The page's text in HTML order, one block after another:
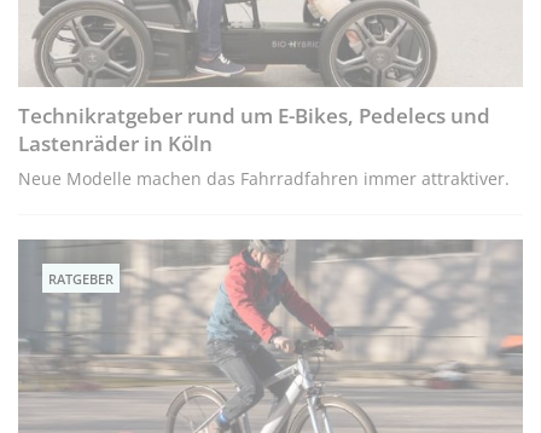
Technikratgeber rund um E-Bikes, Pedelecs und
Lastenräder in Köln
Neue Modelle machen das Fahrradfahren immer attraktiver.
RATGEBER